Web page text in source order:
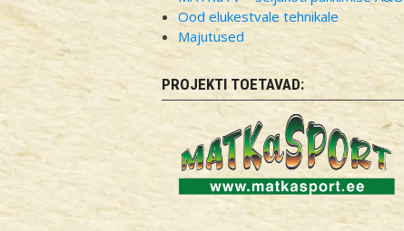
Ood elukestvale tehnikale
Majutused
PROJEKTI TOETAVAD: